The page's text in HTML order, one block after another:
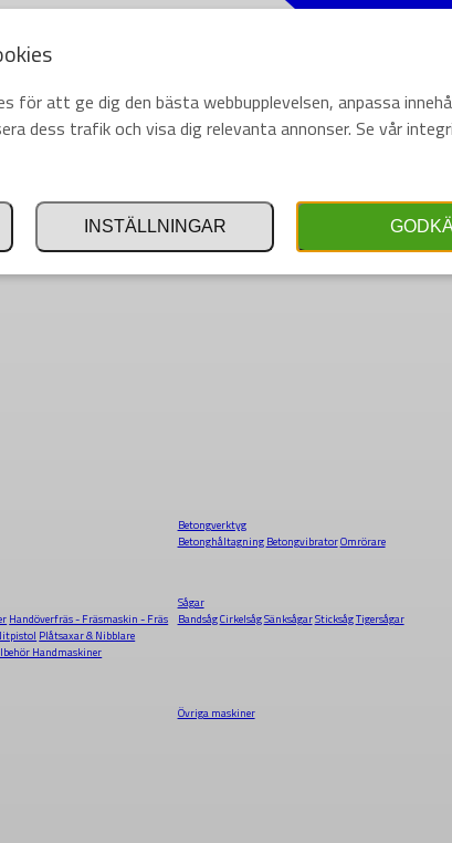
Betongverktyg
Betonghåltagning BetongvibratorOmrörare
Handöverfräs - Fräsmaskin - Fräs
Plåtsaxar & Nibblare
Handmaskiner
Sågar
BandsågCirkelsågSänksågarSticksågTigersågar
Övriga maskiner
för att ge dig den bästa webbupplevelsen, anpassa
dess trafik och visa dig relevanta annonser. Se vår
INSTÄLLNINGAR